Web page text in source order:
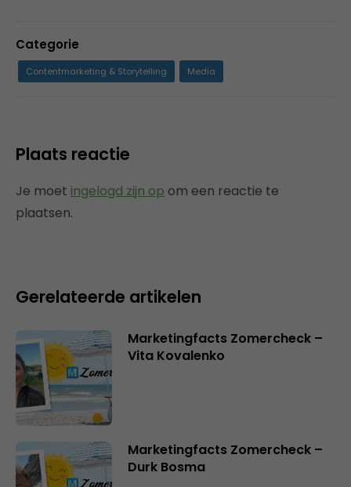
Categorie
Contentmarketing & Storytelling Media
Plaats reactie
Je moet ingelogd zijn op om een reactie te
plaatsen.
Gerelateerde artikelen
Marketingfacts Zomercheck –
Vita Kovalenko
Marketingfacts Zomercheck –
Durk Bosma